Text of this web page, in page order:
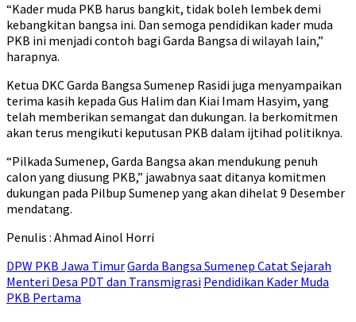
“Kader muda PKB harus bangkit, tidak boleh lembek demi
kebangkitan bangsa ini. Dan semoga pendidikan kader muda
PKB ini menjadi contoh bagi Garda Bangsa di wilayah lain,”
harapnya.
Ketua DKC Garda Bangsa Sumenep Rasidi juga menyampaikan
terima kasih kepada Gus Halim dan Kiai Imam Hasyim, yang
telah memberikan semangat dan dukungan. Ia berkomitmen
akan terus mengikuti keputusan PKB dalam ijtihad politiknya.
“Pilkada Sumenep, Garda Bangsa akan mendukung penuh
calon yang diusung PKB,” jawabnya saat ditanya komitmen
dukungan pada Pilbup Sumenep yang akan dihelat 9 Desember
mendatang.
Penulis : Ahmad Ainol Horri
DPW PKB Jawa TimurGarda Bangsa Sumenep Catat Sejarah
Menteri Desa PDT dan Transmigrasi Pendidikan Kader Muda
PKB Pertama